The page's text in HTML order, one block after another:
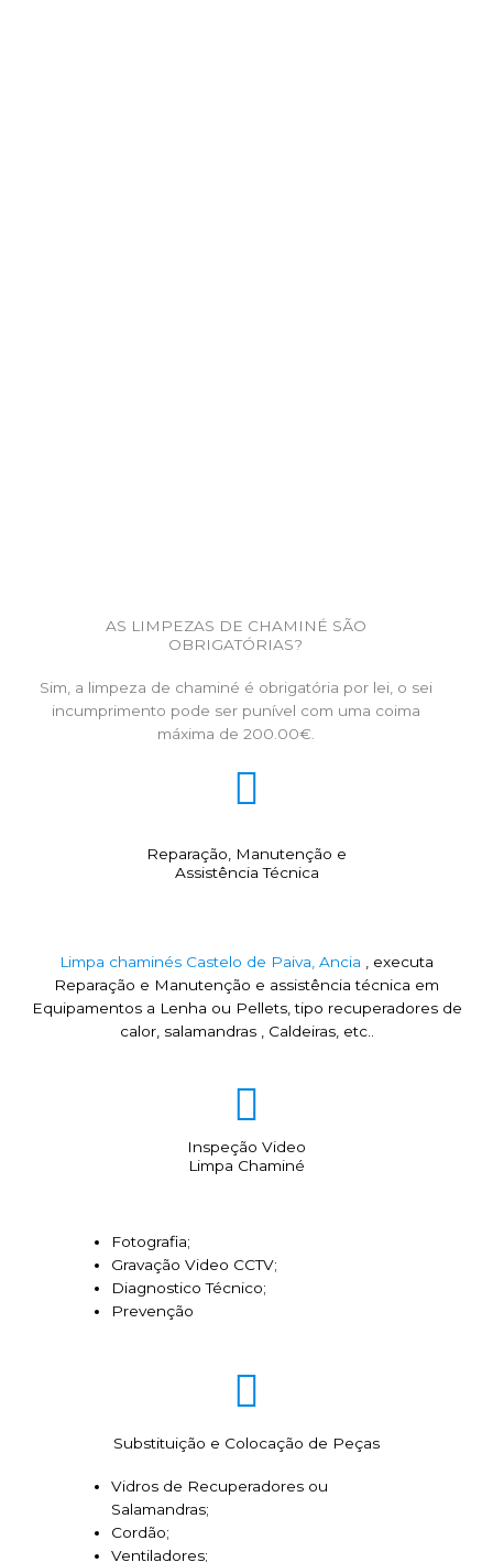
AS LIMPEZAS DE CHAMINÉ SÃO
OBRIGATÓRIAS?
Sim, a limpeza de chaminé é obrigatória por lei, o sei
incumprimento pode ser punível com uma coima
máxima de 200.00€.
Reparação, Manutenção e
Assistência Técnica
Limpa chaminés Castelo de Paiva, Ancia , executa
Reparação e Manutenção e assistência técnica em
Equipamentos a Lenha ou Pellets, tipo recuperadores de
calor, salamandras , Caldeiras, etc..
Inspeção Video
Limpa Chaminé
Fotografia;
Gravação Video CCTV;
Diagnostico Técnico;
Prevenção
Substituição e Colocação de Peças
Vidros de Recuperadores ou
Salamandras;
Cordão;
Ventiladores;